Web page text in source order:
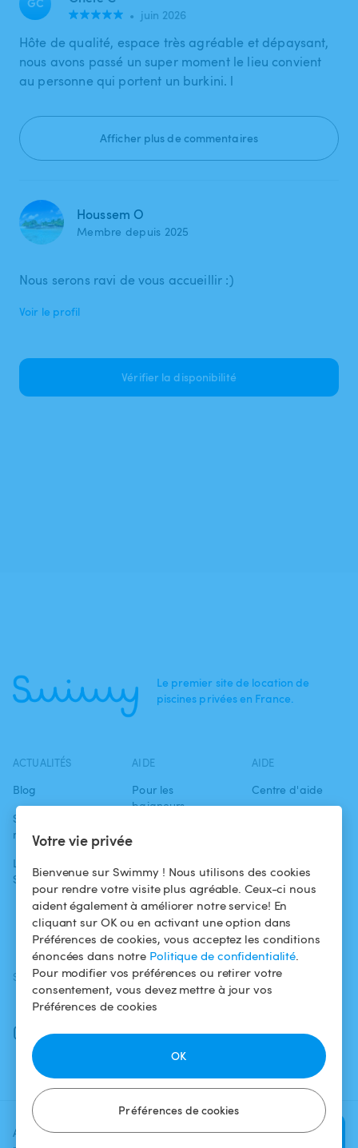
Votre vie privée
Bienvenue sur Swimmy ! Nous utilisons des cookies
pour rendre votre visite plus agréable. Ceux-ci nous
aident également à améliorer notre service! En
cliquant sur OK ou en activant une option dans
Préférences de cookies, vous acceptez les conditions
énoncées dans notre Politique de confidentialité.
Pour modifier vos préférences ou retirer votre
consentement, vous devez mettre à jour vos
Préférences de cookies
Préférences de cookies
OK
Ajoutez une date et un créneau
Vérifier la
• juin 2026
Hôte de qualité, espace très agréable et dépaysant,
nous avons passé un super moment le lieu convient
au personne qui portent un burkini. l
Afficher plus de commentaires
Houssem O
Membre depuis 2025
Nous serons ravi de vous accueillir :)
Voir le profil
Vérifier la disponibilité
Le premier site de location de
piscines privées en France.
ACTUALITÉS
Blog
Swimmy dans les
médias
L'aventure
Swimmy
AIDE
Pour les
baigneurs
Louer ma piscine
Comment ça
marche ?
AIDE
Centre d'aide
confidentialité
Mentions légales
SUIVEZ-NOUS
Facebook
Instagram
TÉLÉCHARGEZ L'APP